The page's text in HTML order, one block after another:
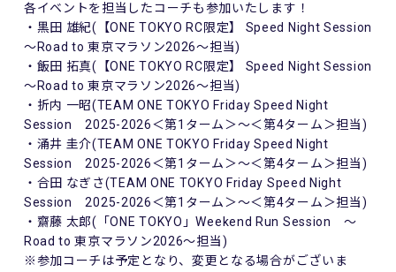
各イベントを担当したコーチも参加いたします！
・黒田 雄紀(【ONE TOKYO RC限定】 Speed Night Session
～Road to 東京マラソン2026～担当)
・飯田 拓真(【ONE TOKYO RC限定】 Speed Night Session
～Road to 東京マラソン2026～担当)
・折内 一昭(TEAM ONE TOKYO Friday Speed Night
Session 2025-2026＜第1ターム＞～＜第4ターム＞担当)
・涌井 圭介(TEAM ONE TOKYO Friday Speed Night
Session 2025-2026＜第1ターム＞～＜第4ターム＞担当)
・合田 なぎさ(TEAM ONE TOKYO Friday Speed Night
Session 2025-2026＜第1ターム＞～＜第4ターム＞担当)
・齋藤 太郎(「ONE TOKYO」Weekend Run Session ～
Road to 東京マラソン2026～担当)
※参加コーチは予定となり、変更となる場合がございま